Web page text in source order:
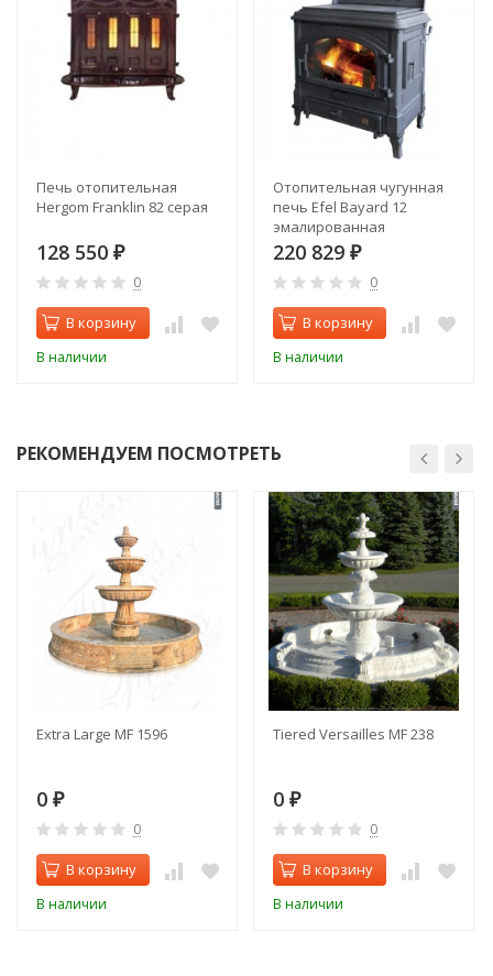
Печь отопительная
Hergom Franklin 82 серая
128 550 ₽
0
В корзину
В наличии
Отопительная чугунная
печь Efel Bayard 12
эмалированная
220 829 ₽
0
В корзину
В наличии
РЕКОМЕНДУЕМ ПОСМОТРЕТЬ
Extra Large MF 1596
0 ₽
0
В корзину
В наличии
Tiered Versailles MF 238
0 ₽
0
В корзину
В наличии